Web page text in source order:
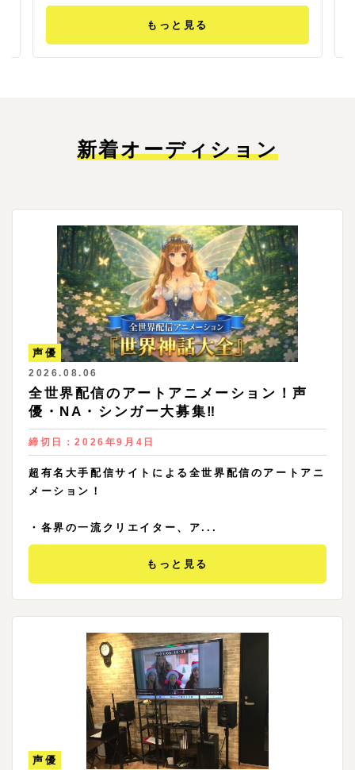
もっと見る
新着オーディション
声優
2026.08.06
全世界配信のアートアニメーション！声
優・NA・シンガー大募集‼
締切日：2026年9月4日
超有名大手配信サイトによる全世界配信のアートアニ
メーション！
・各界の一流クリエイター、ア...
もっと見る
声優